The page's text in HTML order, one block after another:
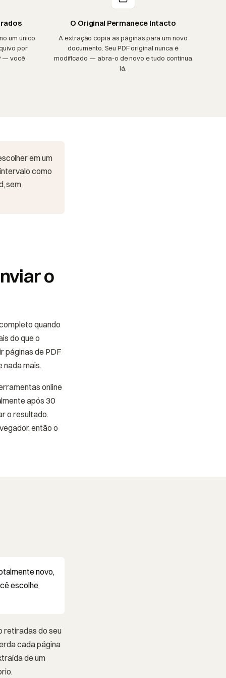
um único
por
— você
O Original Permanece Intacto
A extração copia as páginas para um novo
documento. Seu PDF original nunca é
modificado — abra-o de novo e tudo continua
lá.
em um
como
sem
o
quando
do que o
páginas de PDF
nada mais.
online
após 30
o resultado.
então o
novo,
escolhe
retiradas do seu
cada página
de um